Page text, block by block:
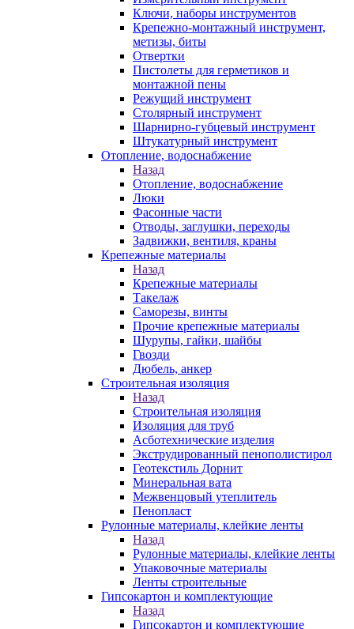
Ключи, наборы инструментов
Крепежно-монтажный инструмент,
метизы, биты
Отвертки
Пистолеты для герметиков и
монтажной пены
Режущий инструмент
Столярный инструмент
Шарнирно-губцевый инструмент
Штукатурный инструмент
Отопление, водоснабжение
Назад
Отопление, водоснабжение
Люки
Фасонные части
Отводы, заглушки, переходы
Задвижки, вентиля, краны
Крепежные материалы
Назад
Крепежные материалы
Такелаж
Саморезы, винты
Прочие крепежные материалы
Шурупы, гайки, шайбы
Гвозди
Дюбель, анкер
Строительная изоляция
Назад
Строительная изоляция
Изоляция для труб
Асботехнические изделия
Экструдированный пенополистирол
Геотекстиль Дорнит
Минеральная вата
Межвенцовый утеплитель
Пенопласт
Рулонные материалы, клейкие ленты
Назад
Рулонные материалы, клейкие ленты
Упаковочные материалы
Ленты строительные
Гипсокартон и комплектующие
Назад
Гипсокартон и комплектующие